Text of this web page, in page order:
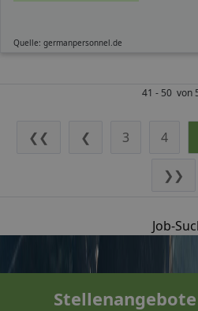
Quelle: germanpersonnel.de
41 - 50 von
❮❮ ❮ 3 4
❯❯
Job-